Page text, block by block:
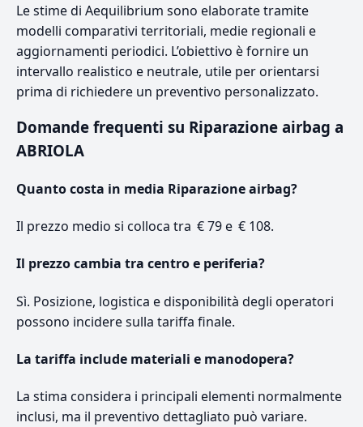
Le stime di Aequilibrium sono elaborate tramite
modelli comparativi territoriali, medie regionali e
aggiornamenti periodici. L’obiettivo è fornire un
intervallo realistico e neutrale, utile per orientarsi
prima di richiedere un preventivo personalizzato.
Domande frequenti su Riparazione airbag a
ABRIOLA
Quanto costa in media Riparazione airbag?
Il prezzo medio si colloca tra € 79 e € 108.
Il prezzo cambia tra centro e periferia?
Sì. Posizione, logistica e disponibilità degli operatori
possono incidere sulla tariffa finale.
La tariffa include materiali e manodopera?
La stima considera i principali elementi normalmente
inclusi, ma il preventivo dettagliato può variare.